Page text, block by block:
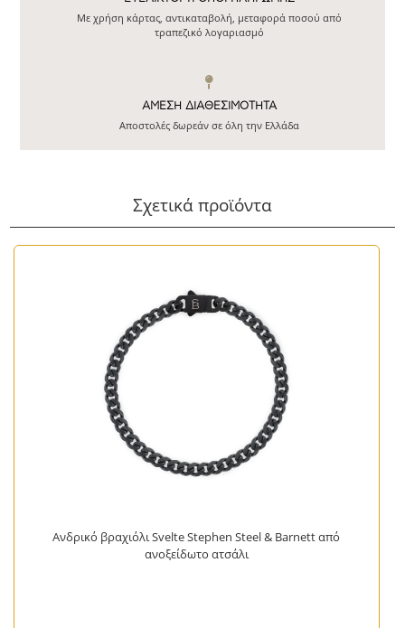
Με χρήση κάρτας, αντικαταβολή, μεταφορά ποσού από
τραπεζικό λογαριασμό
ΆΜΕΣΗ ΔΙΑΘΕΣΙΜΌΤΗΤΑ
Αποστολές δωρεάν σε όλη την Ελλάδα
Σχετικά προϊόντα
Ανδρικό βραχιόλι Svelte Stephen Steel & Barnett από
ανοξείδωτο ατσάλι